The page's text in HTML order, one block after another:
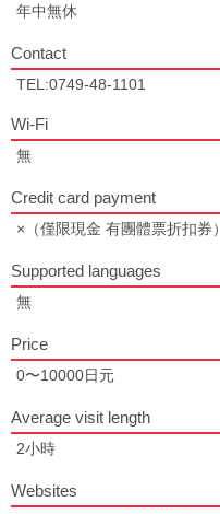
年中無休
Contact
TEL:0749-48-1101
Wi-Fi
無
Credit card payment
×（僅限現金 有團體票折扣券）
Supported languages
無
Price
0〜10000日元
Average visit length
2小時
Websites